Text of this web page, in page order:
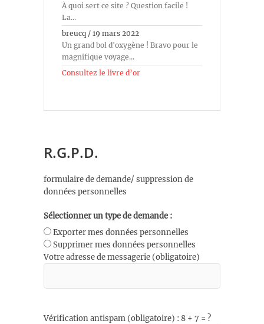
À quoi sert ce site ? Question facile !
La...
breucq / 19 mars 2022
Un grand bol d'oxygène ! Bravo pour le
magnifique voyage...
Consultez le livre d’or
R.G.P.D.
formulaire de demande/ suppression de
données personnelles
Sélectionner un type de demande :
Exporter mes données personnelles
Supprimer mes données personnelles
Votre adresse de messagerie (obligatoire)
Vérification antispam (obligatoire) : 8 + 7 = ?